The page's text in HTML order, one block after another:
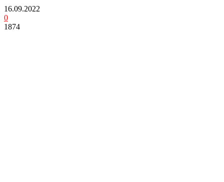
16.09.2022
0
1874